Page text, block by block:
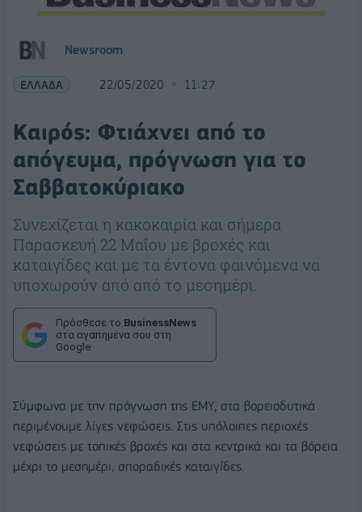
Newsroom
ΕΛΛΑΔΑ 22/05/2020 11:27
Καιρός: Φτιάχνει από το
απόγευμα, πρόγνωση για το
Σαββατοκύριακο
Συνεχίζεται η κακοκαιρία και σήμερα
Παρασκευή 22 Μαΐου με βροχές και
καταιγίδες και με τα έντονα φαινόμενα να
υποχωρούν από από το μεσημέρι.
Πρόσθεσε το BusinessNews
στα αγαπημένα σου στη
Google
Σύμφωνα με την πρόγνωση της ΕΜΥ, στα βορειοδυτικά
περιμένουμε λίγες νεφώσεις. Στις υπόλοιπες περιοχές
νεφώσεις με τοπικές βροχές και στα κεντρικά και τα βόρεια
μέχρι το μεσημέρι, σποραδικές καταιγίδες.